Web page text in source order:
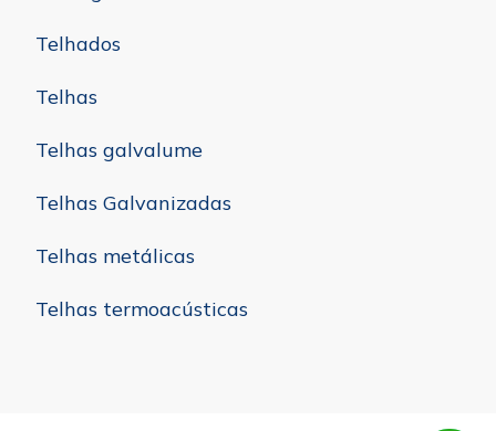
Telhados
Telhas
Telhas galvalume
Telhas Galvanizadas
Telhas metálicas
Telhas termoacústicas